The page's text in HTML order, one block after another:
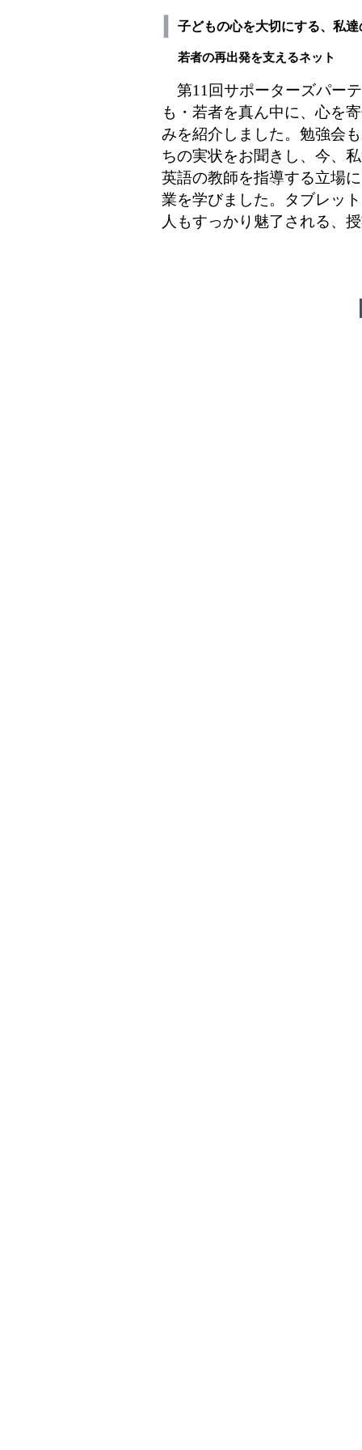
子どもの心を大切にする、私達
若者の再出発を支えるネット
第11回サポーターズパー
も・若者を真ん中に、心を
みを紹介しました。勉強会
ちの実状をお聞きし、今、
英語の教師を指導する立場
業を学びました。タブレッ
人もすっかり魅了される、